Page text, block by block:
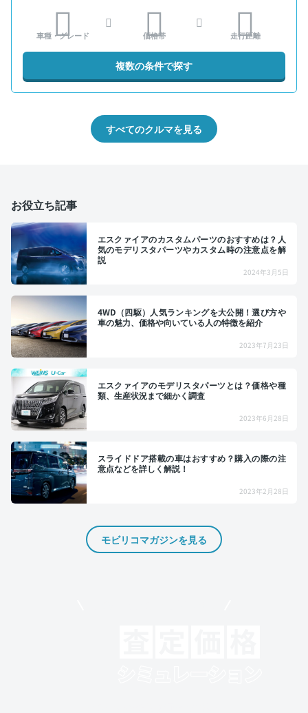
車種・グレード 価格帯 走行距離
複数の条件で探す
すべてのクルマを見る
お役立ち記事
エスクァイアのカスタムパーツのおすすめは？人
気のモデリスタパーツやカスタム時の注意点を解
説
2024年3月5日
4WD（四駆）人気ランキングを大公開！選び方や
車の魅力、価格や向いている人の特徴を紹介
2023年7月23日
エスクァイアのモデリスタパーツとは？価格や種
類、生産状況まで細かく調査
2023年6月28日
スライドドア搭載の車はおすすめ？購入の際の注
意点などを詳しく解説！
2023年2月28日
モビリコマガジンを見る